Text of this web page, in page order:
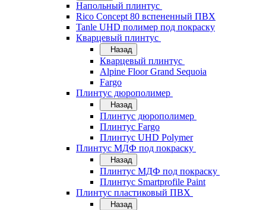
Напольный плинтус
Rico Concept 80 вспененный ПВХ
Tanle UHD полимер под покраску
Кварцевый плинтус
Назад
Кварцевый плинтус
Alpine Floor Grand Sequoia
Fargo
Плинтус дюрополимер
Назад
Плинтус дюрополимер
Плинтус Fargo
Плинтус UHD Polymer
Плинтус МДФ под покраску
Назад
Плинтус МДФ под покраску
Плинтус Smartprofile Paint
Плинтус пластиковый ПВХ
Назад